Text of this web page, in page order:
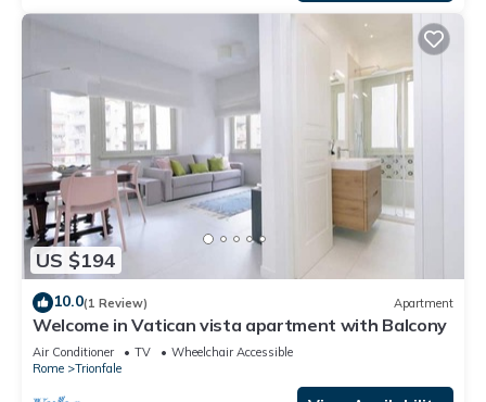
US $194
10.0(1 Review) Apartment
Welcome in Vatican vista apartment with Balcony
Air Conditioner TV
Wheelchair Accessible
Rome
Trionfale